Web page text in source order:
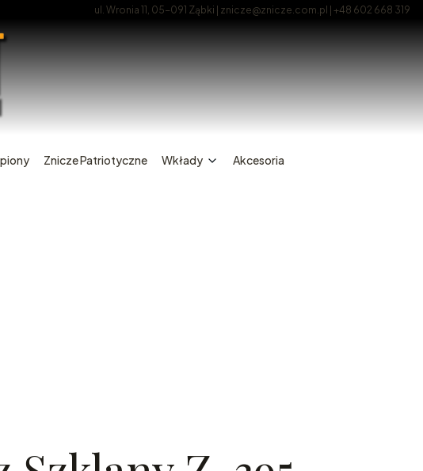
ul. Wronia 11, 05-091 Ząbki | znicze@znicze.com.pl | +48 602 668 319
Znicze Patriotyczne Wkłady Akcesoria